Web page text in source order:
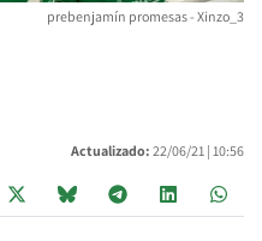
prebenjamín promesas - Xinzo_3
Actualizado: 22/06/21 | 10:56